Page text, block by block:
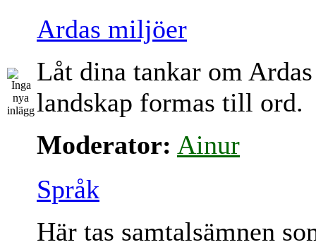
Ardas miljöer
Låt dina tankar om Ardas
landskap formas till ord.
Moderator: Ainur
Språk
Här tas samtalsämnen